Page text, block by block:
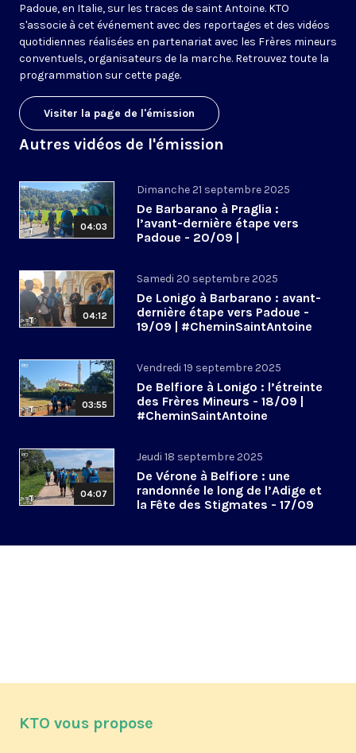
Padoue, en Italie, sur les traces de saint Antoine. KTO
s'associe à cet événement avec des reportages et des vidéos
quotidiennes réalisées en partenariat avec les Frères mineurs
conventuels, organisateurs de la marche. Retrouvez toute la
programmation sur cette page.
Visiter la page de l'émission
Autres vidéos de l'émission
04:03
Dimanche 21 septembre 2025
De Barbarano à Praglia :
l’avant-dernière étape vers
Padoue - 20/09 |
04:12
Samedi 20 septembre 2025
De Lonigo à Barbarano : avant-
dernière étape vers Padoue -
19/09 | #CheminSaintAntoine
03:55
Vendredi 19 septembre 2025
De Belfiore à Lonigo : l’étreinte
des Frères Mineurs - 18/09 |
#CheminSaintAntoine
04:07
Jeudi 18 septembre 2025
De Vérone à Belfiore : une
randonnée le long de l’Adige et
la Fête des Stigmates - 17/09
KTO vous propose